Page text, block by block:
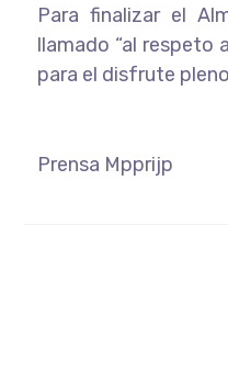
Para finalizar el
llamado “al respeto
para el disfrute
Prensa Mpprijp